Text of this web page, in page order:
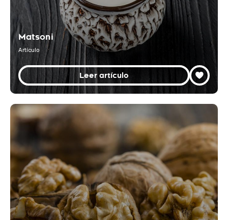
Matsoni
Artículo
Leer artículo